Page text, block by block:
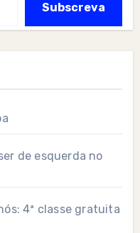
Subscreva
de esquerda no
4ª classe gratuita